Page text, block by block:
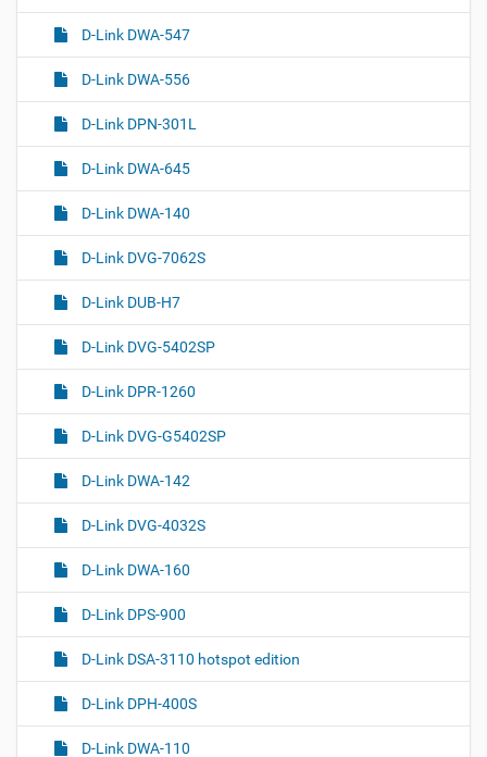
D-Link DWA-547
D-Link DWA-556
D-Link DPN-301L
D-Link DWA-645
D-Link DWA-140
D-Link DVG-7062S
D-Link DUB-H7
D-Link DVG-5402SP
D-Link DPR-1260
D-Link DVG-G5402SP
D-Link DWA-142
D-Link DVG-4032S
D-Link DWA-160
D-Link DPS-900
D-Link DSA-3110 hotspot edition
D-Link DPH-400S
D-Link DWA-110